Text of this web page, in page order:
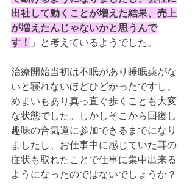
出社して動くことが増えた結果、売上
が増えたんじゃないかと思うんで
す！
」と考えているようでした。
治療開始当初は不眠があり睡眠薬がな
いと寝れないほどひどかったですし、
めまいもあり真っ直ぐ歩くことも大変
な状態でした。しかしそこから回復し
趣味の合気道に参加できるまでになり
ましたし、お仕事中に感じていた耳の
症状も取れたことで仕事に集中出来る
ようになったのではないでしょうか？